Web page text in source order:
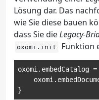
Lösung dar. Das
wie Sie diese bauen
dass Sie dieLegacy-
oxomi.init Funktion
oxomi . embedCatalog =
    oxomi
.
}